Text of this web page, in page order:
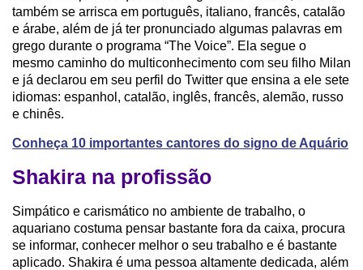
também se arrisca em português, italiano, francês, catalão
e árabe, além de já ter pronunciado algumas palavras em
grego durante o programa “The Voice”. Ela segue o
mesmo caminho do multiconhecimento com seu filho Milan
e já declarou em seu perfil do Twitter que ensina a ele sete
idiomas: espanhol, catalão, inglês, francês, alemão, russo
e chinês.
Conheça 10 importantes cantores do signo de Aquário
Shakira na profissão
Simpático e carismático no ambiente de trabalho, o
aquariano costuma pensar bastante fora da caixa, procura
se informar, conhecer melhor o seu trabalho e é bastante
aplicado. Shakira é uma pessoa altamente dedicada, além